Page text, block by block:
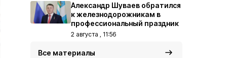
Александр Шуваев обратился
к железнодорожникам в
профессиональный праздник
2 августа , 11:56
Все материалы